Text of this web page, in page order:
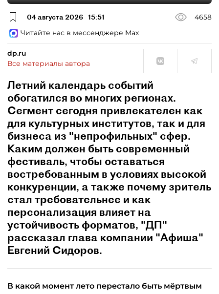
04 августа 2026 15:51
4658
Читайте нас в мессенджере Max
dp.ru
Все материалы автора
Летний календарь событий
обогатился во многих регионах.
Сегмент сегодня привлекателен как
для культурных институтов, так и для
бизнеса из "непрофильных" сфер.
Каким должен быть современный
фестиваль, чтобы оставаться
востребованным в условиях высокой
конкуренции, а также почему зритель
стал требовательнее и как
персонализация влияет на
устойчивость форматов, "ДП"
рассказал глава компании "Афиша"
Евгений Сидоров.
В какой момент лето перестало быть мёртвым